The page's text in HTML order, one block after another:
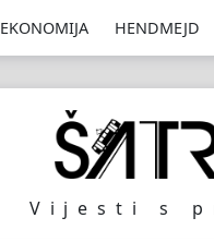
EKONOMIJA HENDMEJD
Vijesti s